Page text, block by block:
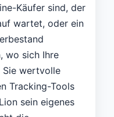
Käufer sind, der
wartet, oder ein
wo sich Ihre
Sie wertvolle
Tracking-Tools
sein eigenes